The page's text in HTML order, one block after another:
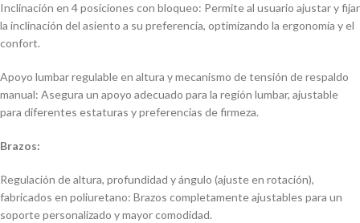
Inclinación en 4 posiciones con bloqueo: Permite al usuario ajustar y fijar
la inclinación del asiento a su preferencia, optimizando la ergonomía y el
confort.
Apoyo lumbar regulable en altura y mecanismo de tensión de respaldo
manual: Asegura un apoyo adecuado para la región lumbar, ajustable
para diferentes estaturas y preferencias de firmeza.
Brazos:
Regulación de altura, profundidad y ángulo (ajuste en rotación),
fabricados en poliuretano: Brazos completamente ajustables para un
soporte personalizado y mayor comodidad.